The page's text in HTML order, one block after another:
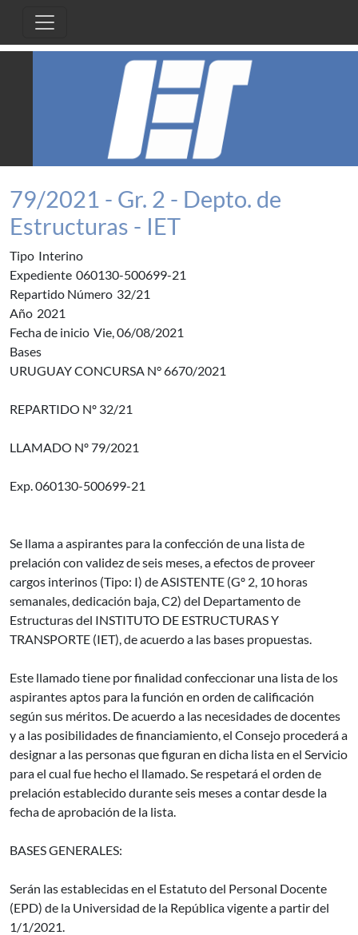
79/2021 - Gr. 2 - Depto. de
Estructuras - IET
Tipo Interino
Expediente 060130-500699-21
Repartido Número 32/21
Año 2021
Fecha de inicio Vie, 06/08/2021
Bases
URUGUAY CONCURSA N° 6670/2021
REPARTIDO Nº 32/21
LLAMADO Nº 79/2021
Exp. 060130-500699-21
Se llama a aspirantes para la confección de una lista de
prelación con validez de seis meses, a efectos de proveer
cargos interinos (Tipo: I) de ASISTENTE (Gº 2, 10 horas
semanales, dedicación baja, C2) del Departamento de
Estructuras del INSTITUTO DE ESTRUCTURAS Y
TRANSPORTE (IET), de acuerdo a las bases propuestas.
Este llamado tiene por finalidad confeccionar una lista de los
aspirantes aptos para la función en orden de calificación
según sus méritos. De acuerdo a las necesidades de docentes
y a las posibilidades de financiamiento, el Consejo procederá a
designar a las personas que figuran en dicha lista en el Servicio
para el cual fue hecho el llamado. Se respetará el orden de
prelación establecido durante seis meses a contar desde la
fecha de aprobación de la lista.
BASES GENERALES:
Serán las establecidas en el Estatuto del Personal Docente
(EPD) de la Universidad de la República vigente a partir del
1/1/2021.